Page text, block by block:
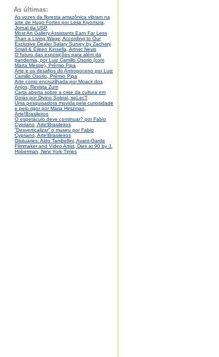
As últimas:
As vozes da floresta amazônica vibram na
arte de Hugo Fortes por Leila Kiyomura,
Jornal da USP
Most Art Gallery Assistants Earn Far Less
Than a Living Wage, According to Our
Exclusive Dealer Salary Survey by Zachary
Small & Eileen Kinsella, Artnet News
O futuro das exposições para além da
pandemia, por Luiz Camillo Osorio (com
Marta Mestre), Prêmio Pipa
Arte e os desafios do Antropoceno por Luiz
Camillo Osorio, Prêmio Pipa
Arte como encruzilhada por Moacir dos
Anjos, Revista Zum
Carta aberta sobre a crise da cultura em
Goiás por Divino Sobral, seLecT
Uma pesquisadora movida pela curiosidade
e pelo rigor por Maria Hirszman,
Arte!Brasileiros
O espetáculo deve continuar? por Fabio
Cypriano, Arte!Brasileiros
“Desverticalizar” o museu por Fabio
Cypriano, Arte!Brasileiros
Obituaries: Aldo Tambellini, Avant-Garde
Filmmaker and Video Artist, Dies at 90 by J.
Hoberman, New York Times